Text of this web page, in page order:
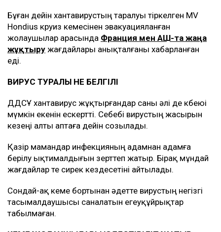
Бұған дейін хантавирустың таралуы тіркелген MV
Hondius круиз кемесінен эвакуацияланған
жолаушылар арасында Франция мен АҚШ-та жаңа
жұқтыру жағдайлары анықталғаны хабарланған
еді.
ВИРУС ТУРАЛЫ НЕ БЕЛГІЛІ
ДДСҰ хантавирус жұқтырғандар саны әлі де көбеюі
мүмкін екенін ескертті. Себебі вирустың жасырын
кезеңі алты аптаға дейін созылады.
Қазір мамандар инфекцияның адамнан адамға
берілу ықтималдығын зерттеп жатыр. Бірақ мұндай
жағдайлар өте сирек кездесетіні айтылады.
Сондай-ақ кеме бортынан әдетте вирустың негізгі
тасымалдаушысы саналатын егеуқұйрықтар
табылмаған.